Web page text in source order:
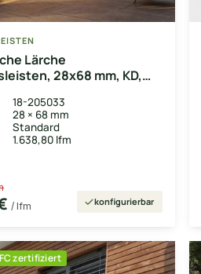
Lärche
28x68 mm, KD,
18-205033
28 × 68 mm
Standard
1.638,80 lfm
/ lfm konfigurierbar
zertifiziert